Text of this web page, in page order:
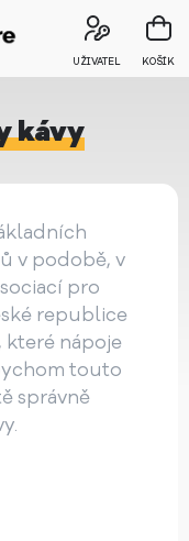
UŽIVATEL KOŠÍK
kávy
v podobě, v
pro
republice
které nápoje
touto
správně